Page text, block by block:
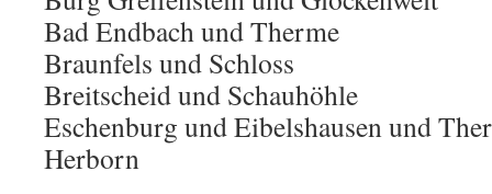
Bad Endbach und Therme
Braunfels und Schloss
Breitscheid und Schauhöhle
Eschenburg und Eibelshausen und
Herborn